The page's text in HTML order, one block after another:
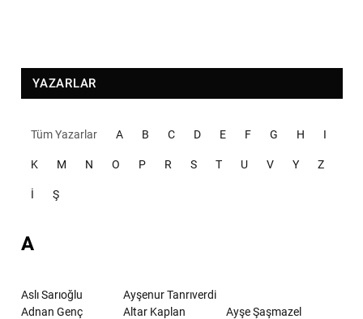
YAZARLAR
Tüm Yazarlar A B C D E F G H I
K M N O P R S T U V Y Z
İ Ş
A
Aslı Sarıoğlu
Ayşenur Tanrıverdi
Adnan Genç
Altar Kaplan
Ayşe Şaşmazel